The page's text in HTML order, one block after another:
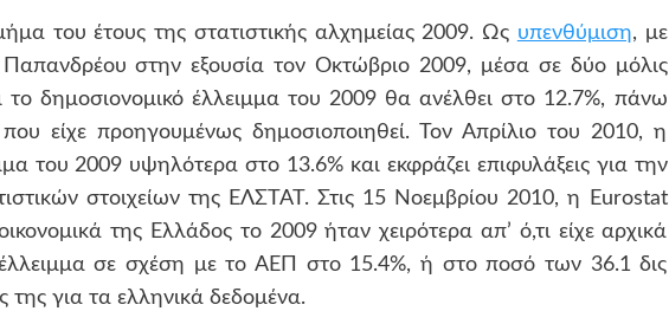
του έτους της στατιστικής αλχημείας 2009. Ως υπενθύμιση, με
στην εξουσία τον Οκτώβριο 2009, μέσα σε δύο μόλις
το δημοσιονομικό έλλειμμα του 2009 θα ανέλθει στο 12.7%, πάνω
είχε προηγουμένως δημοσιοποιηθεί. Τον Απρίλιο του 2010, η
του 2009 υψηλότερα στο 13.6% και εκφράζει επιφυλάξεις για την
στοιχείων της ΕΛΣΤΑΤ. Στις 15 Νοεμβρίου 2010, η Eurostat
της Ελλάδος το 2009 ήταν χειρότερα απ’ ό,τι είχε αρχικά
έλλειμμα σε σχέση με το ΑΕΠ στο 15.4%, ή στο ποσό των 36.1 δις
της για τα ελληνικά δεδομένα.